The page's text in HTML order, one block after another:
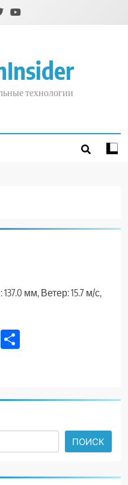
технологии
мм, Ветер: 15.7 м/с,
Telegram
ПОИСК